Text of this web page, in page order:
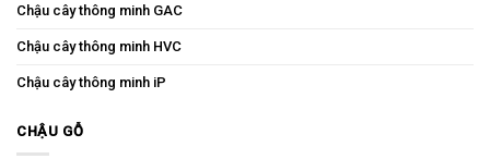
Chậu cây thông minh GAC
Chậu cây thông minh HVC
Chậu cây thông minh iP
CHẬU GỖ